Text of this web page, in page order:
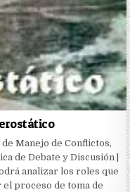
Manejo de Conflictos,
de Debate y Discusión |
analizar los roles que
proceso de toma de